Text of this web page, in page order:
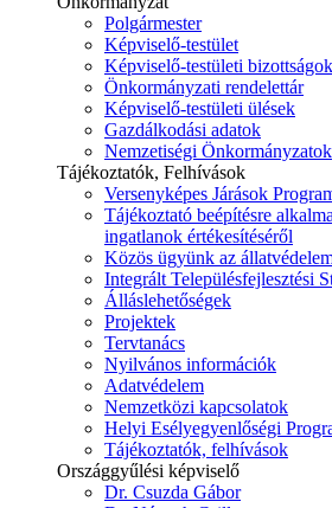
Polgármester
Képviselő-testület
Képviselő-testületi bizottságok
Önkormányzati rendelettár
Képviselő-testületi ülések
Gazdálkodási adatok
Nemzetiségi Önkormányzatok
Tájékoztatók, Felhívások
Versenyképes Járások
Tájékoztató beépítésre
ingatlanok értékesítéséről
Közös ügyünk az
Integrált Településfejlesztési
Álláslehetőségek
Projektek
Tervtanács
Nyilvános információk
Adatvédelem
Nemzetközi kapcsolatok
Helyi Esélyegyenlőségi
Tájékoztatók, felhívások
Országgyűlési képviselő
Dr. Csuzda Gábor